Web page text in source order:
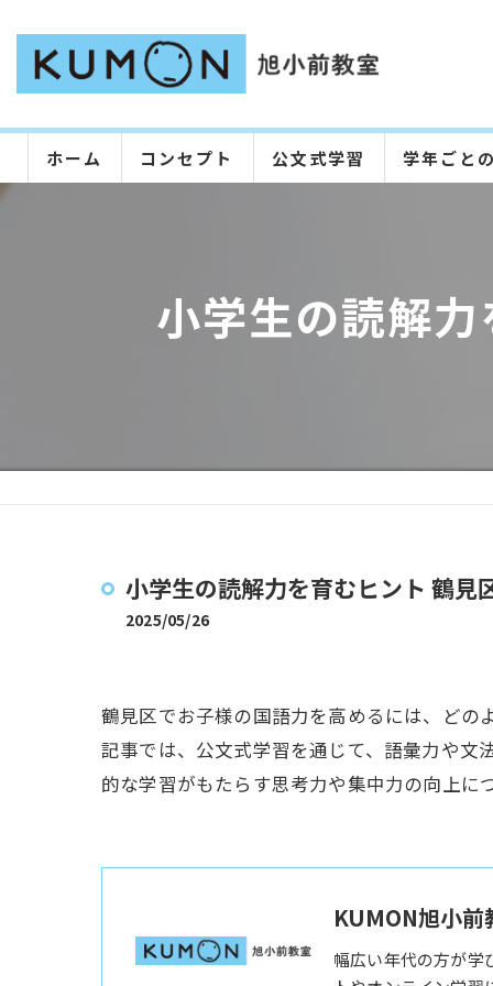
ホーム コンセプト 公文式学習 学年ごと
小学生の読解
小学生の読解力を育むヒント 鶴見
2025/05/26
鶴見区でお子様の国語力を高めるには、どの
記事では、公文式学習を通じて、語彙力や文
的な学習がもたらす思考力や集中力の向上に
KUMON旭小前
幅広い年代の方が学